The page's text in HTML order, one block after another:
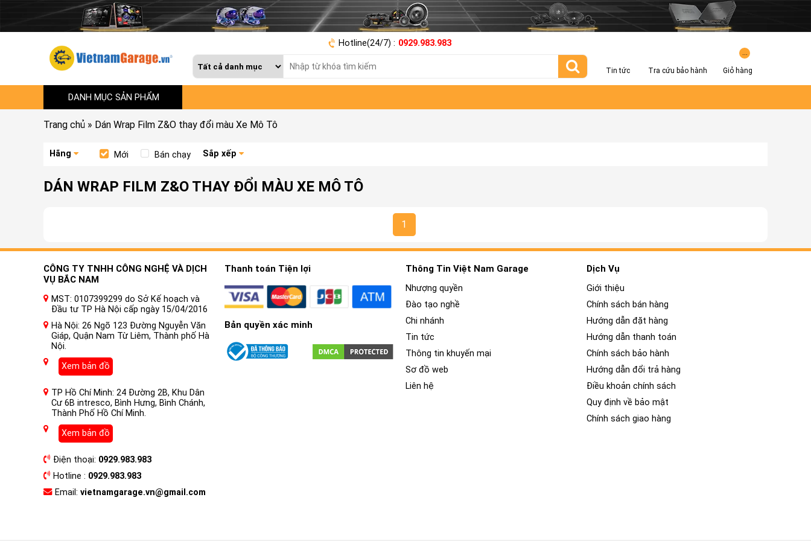
Hotline(24/7) : 0929.983.983
Tin tức Tra cứu bảo hành Giỏ hàng
DANH MỤC SẢN PHẨM
Trang chủ » Dán Wrap Film Z&O thay đổi màu Xe Mô Tô
Hãng Mới Bán chạy Sắp xếp
DÁN WRAP FILM Z&O THAY ĐỔI MÀU XE MÔ TÔ
1
CÔNG TY TNHH CÔNG NGHỆ VÀ DỊCH
VỤ BẮC NAM
MST: 0107399299 do Sở Kế hoạch và
Đầu tư TP Hà Nội cấp ngày 15/04/2016
Hà Nội: 26 Ngõ 123 Đường Nguyễn Văn
Giáp, Quận Nam Từ Liêm, Thành phố Hà
Nội.
Xem bản đồ
TP Hồ Chí Minh: 24 Đường 2B, Khu Dân
Cư 6B intresco, Bình Hưng, Bình Chánh,
Thành Phố Hồ Chí Minh.
Xem bản đồ
Điện thoại: 0929.983.983
Hotline : 0929.983.983
Email: vietnamgarage.vn@gmail.com
Thanh toán Tiện lợi
Bản quyền xác minh
Thông Tin Việt Nam Garage
Nhượng quyền
Đào tạo nghề
Chi nhánh
Tin tức
Thông tin khuyến mại
Sơ đồ web
Liên hệ
Dịch Vụ
Giới thiệu
Chính sách bán hàng
Hướng dẫn đặt hàng
Hướng dẫn thanh toán
Chính sách bảo hành
Hướng dẫn đổi trả hàng
Điều khoản chính sách
Quy định về bảo mật
Chính sách giao hàng